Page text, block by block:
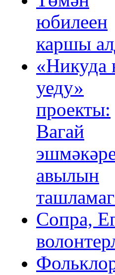
юбилеен
каршы
«Никуда
уеду»
проекты:
Вагай
авылын
Сопра,